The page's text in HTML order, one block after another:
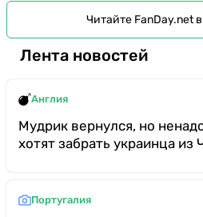
Читайте FanDay.net
Лента новостей
Англия
Мудрик вернулся, но
хотят забрать украинца из
Португалия